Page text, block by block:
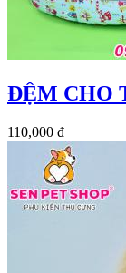
ĐỆM CHO
110,000 đ